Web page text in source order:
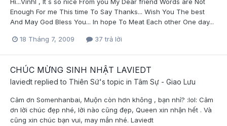
Hi...Vinhl , It`s so nice From you My Dear friend Words are Not
Enough For me This time To Say Thanks... Wish You The best
And May God Bless You... In hope To Meat Each other One day...
18 Tháng 7, 2009 37 trả lời
CHÚC MỪNG SINH NHẬT LAVIEDT
laviedt replied to Thiên Sứ's topic in Tâm Sự - Giao Lưu
Cảm ơn Somenhanbai, Muộn còn hơn không , bạn nhỉ? :lol: Cảm
ơn lời chúc đẹp nhé, lời nào cũng đẹp, Queen xin nhận hết . Và
cũng xin chúc bạn vui, may mắn nhé. Laviedt